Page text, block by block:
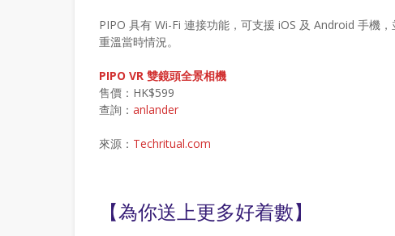
PIPO 具有 Wi-Fi 連接功能，可支援 iOS 及 Android 手機
重溫當時情況。
PIPO VR 雙鏡頭全景相機
售價：HK$599
查詢： anlander
來源： Techritual.com
【為你送上更多好着數】